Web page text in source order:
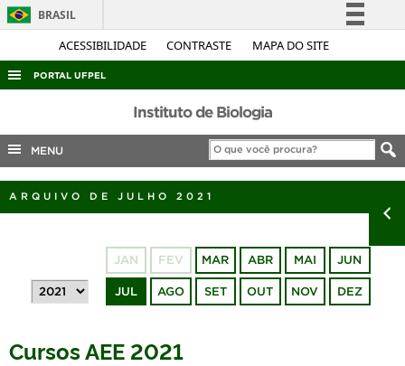
ACESSIBILIDADE CONTRASTE MAPA DO SITE
BRASIL
Simplifique!
Acesso à informação
Legislação
Canais
PORTAL UFPEL
ACESSO À INFORMAÇÃO
AUDITORIA
COBALTO
CONCURSOS
OUVIDORIA
TELEFONES
Instituto de Biologia
MENU
ARQUIVO DE JULHO 2021
JAN FEV MAR ABR MAI JUN
JUL AGO SET OUT NOV DEZ
Cursos AEE 2021